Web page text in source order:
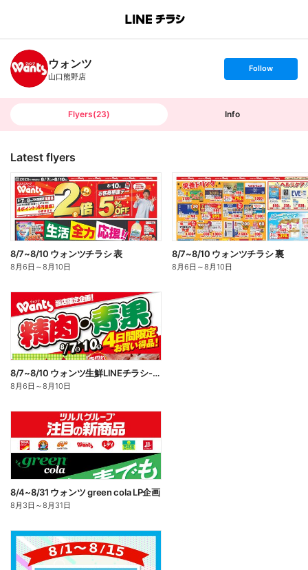
B
n
c
h
T
ウォンツ
山口熊野店
s
t
o
Follow
Flyers(23) Info
Latest flyers
8/7~8/10 ウォンツチラシ 表
8月6日 ～8月10日
8/7~8/10 ウォンツチラシ 裏
8月6日 ～8月10日
8/7~8/10 ウォンツ生鮮LINEチラシ-AHHHMNOP
8月6日 ～8月10日
8/4~8/31 ウォンツ green cola LP企画
8月3日 ～8月31日